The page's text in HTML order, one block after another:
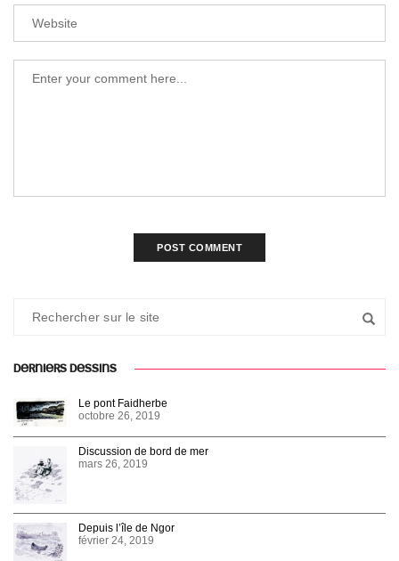
DERNIERS DESSINS
Le pont Faidherbe
octobre 26, 2019
Discussion de bord de mer
mars 26, 2019
Depuis l’île de Ngor
février 24, 2019